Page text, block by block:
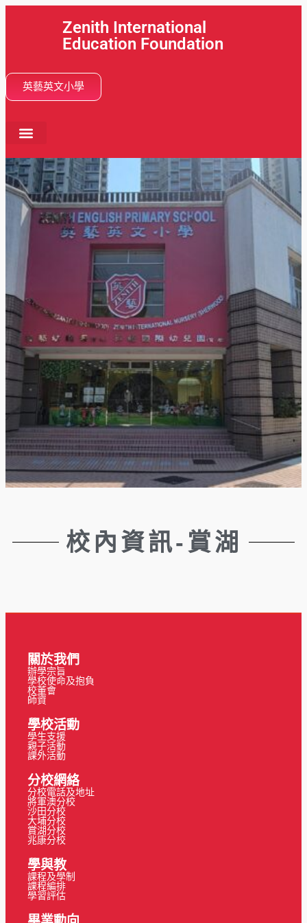
Zenith International
Education Foundation
英藝英文小學
校內資訊-賞湖
關於我們
辦學宗旨
學校使命及抱負
校董會
師資
學校活動
學生支援
親子活動
課外活動
分校網絡
分校電話及地址
將軍澳分校
沙田分校
大埔分校
賞湖分校
兆康分校
學與教
課程及學制
課程編排
學習評估